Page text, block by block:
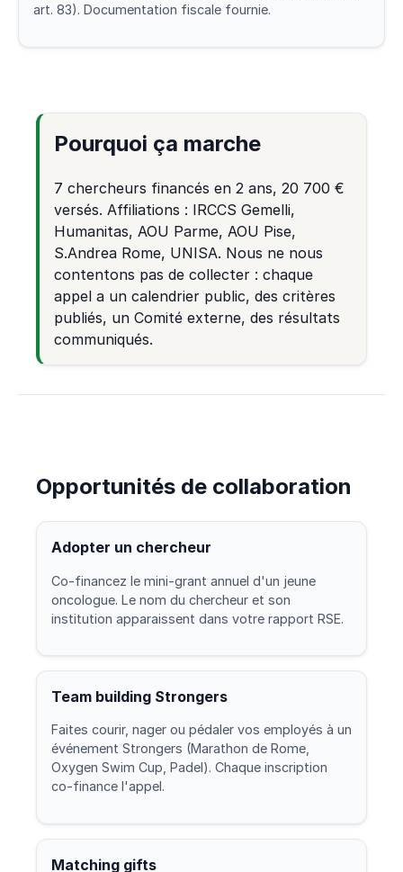
art. 83). Documentation fiscale fournie.
Pourquoi ça marche
7 chercheurs financés en 2 ans, 20 700 €
versés. Affiliations : IRCCS Gemelli,
Humanitas, AOU Parme, AOU Pise,
S.Andrea Rome, UNISA. Nous ne nous
contentons pas de collecter : chaque
appel a un calendrier public, des critères
publiés, un Comité externe, des résultats
communiqués.
Opportunités de collaboration
Adopter un chercheur
Co-financez le mini-grant annuel d'un jeune
oncologue. Le nom du chercheur et son
institution apparaissent dans votre rapport RSE.
Team building Strongers
Faites courir, nager ou pédaler vos employés à un
événement Strongers (Marathon de Rome,
Oxygen Swim Cup, Padel). Chaque inscription
co-finance l'appel.
Matching gifts